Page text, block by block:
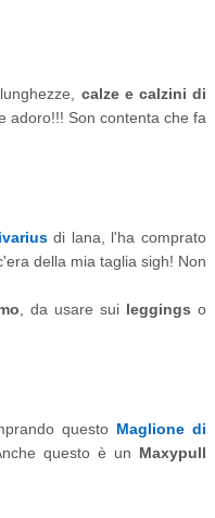
calze e calzini di
adoro!!! Son contenta che fa
di lana, l'ha comprato
della mia taglia sigh! Non
, da usare sui leggings o
questo Maglione di
questo è un Maxypull